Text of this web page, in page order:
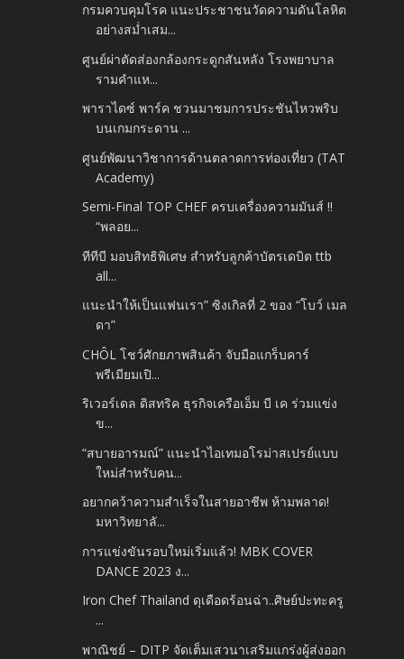
กรมควบคุมโรค แนะประชาชนวัดความดันโลหิต
อย่างสม่ำเสม...
ศูนย์ผ่าตัดส่องกล้องกระดูกสันหลัง โรงพยาบาล
รามคำแห...
พาราไดซ์ พาร์ค ชวนมาชมการประชันไหวพริบ
บนเกมกระดาน ...
ศูนย์พัฒนาวิชาการด้านตลาดการท่องเที่ยว (TAT
Academy)
Semi-Final TOP CHEF ครบเครื่องความมันส์ !!
“พลอย...
ทีทีบี มอบสิทธิพิเศษ สำหรับลูกค้าบัตรเดบิต ttb
all...
แนะนำให้เป็นแฟนเรา” ซิงเกิลที่ 2 ของ “โบว์ เมล
ดา”
CHÔL โชว์ศักยภาพสินค้า จับมือแกร็บคาร์
พรีเมียมเปิ...
ริเวอร์เดล ดิสทริค ธุรกิจเครือเอ็ม บี เค ร่วมแข่ง
ข...
“สบายอารมณ์” แนะนำไอเทมอโรม่าสเปรย์แบบ
ใหม่สำหรับคน...
อยากคว้าความสำเร็จในสายอาชีพ ห้ามพลาด!
มหาวิทยาลั...
การแข่งขันรอบใหม่เริ่มแล้ว! MBK COVER
DANCE 2023 ง...
Iron Chef Thailand ดุเดือดร้อนฉ่า..ศิษย์ปะทะครู
...
พาณิชย์ – DITP จัดเต็มเสวนาเสริมแกร่งผู้ส่งออก